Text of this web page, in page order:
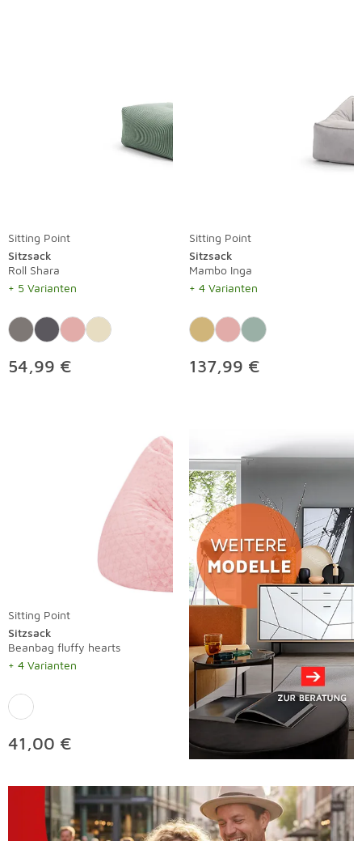
Sitting Point
Sitzsack
Roll Shara
+ 5 Varianten
54,99 €
Sitting Point
Sitzsack
Mambo Inga
+ 4 Varianten
137,99 €
Sitting Point
Sitzsack
Beanbag fluffy hearts
+ 4 Varianten
41,00 €